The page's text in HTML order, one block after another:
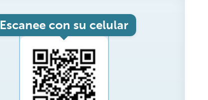
Escanee con su celular